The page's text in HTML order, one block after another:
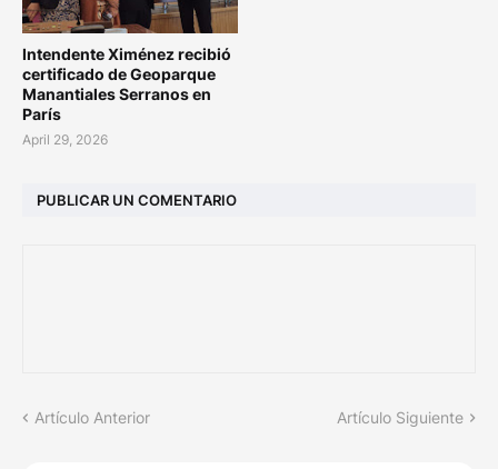
Intendente Ximénez recibió
certificado de Geoparque
Manantiales Serranos en
París
April 29, 2026
PUBLICAR UN COMENTARIO
Artículo Anterior Artículo Siguiente